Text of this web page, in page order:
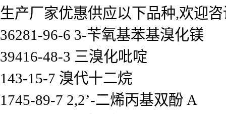
生产厂家优惠供应以下品种,欢迎
36281-96-6 3-苄氧基苯基溴化镁
39416-48-3 三溴化吡啶
143-15-7 溴代十二烷
1745-89-7 2,2’-二烯丙基双酚 A